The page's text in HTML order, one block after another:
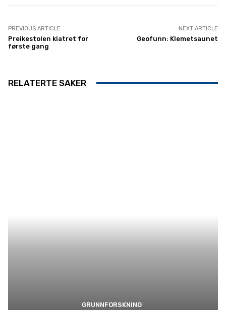
PREVIOUS ARTICLE
Preikestolen klatret for
første gang
NEXT ARTICLE
Geofunn: Klemetsaunet
RELATERTE SAKER
GRUNNFORSKNING